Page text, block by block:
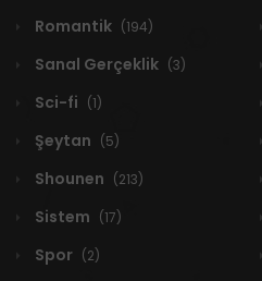
Romantik (194)
Sanal Gerçeklik (3)
Sci-fi (1)
Şeytan (5)
Shounen (213)
Sistem (17)
Spor (2)